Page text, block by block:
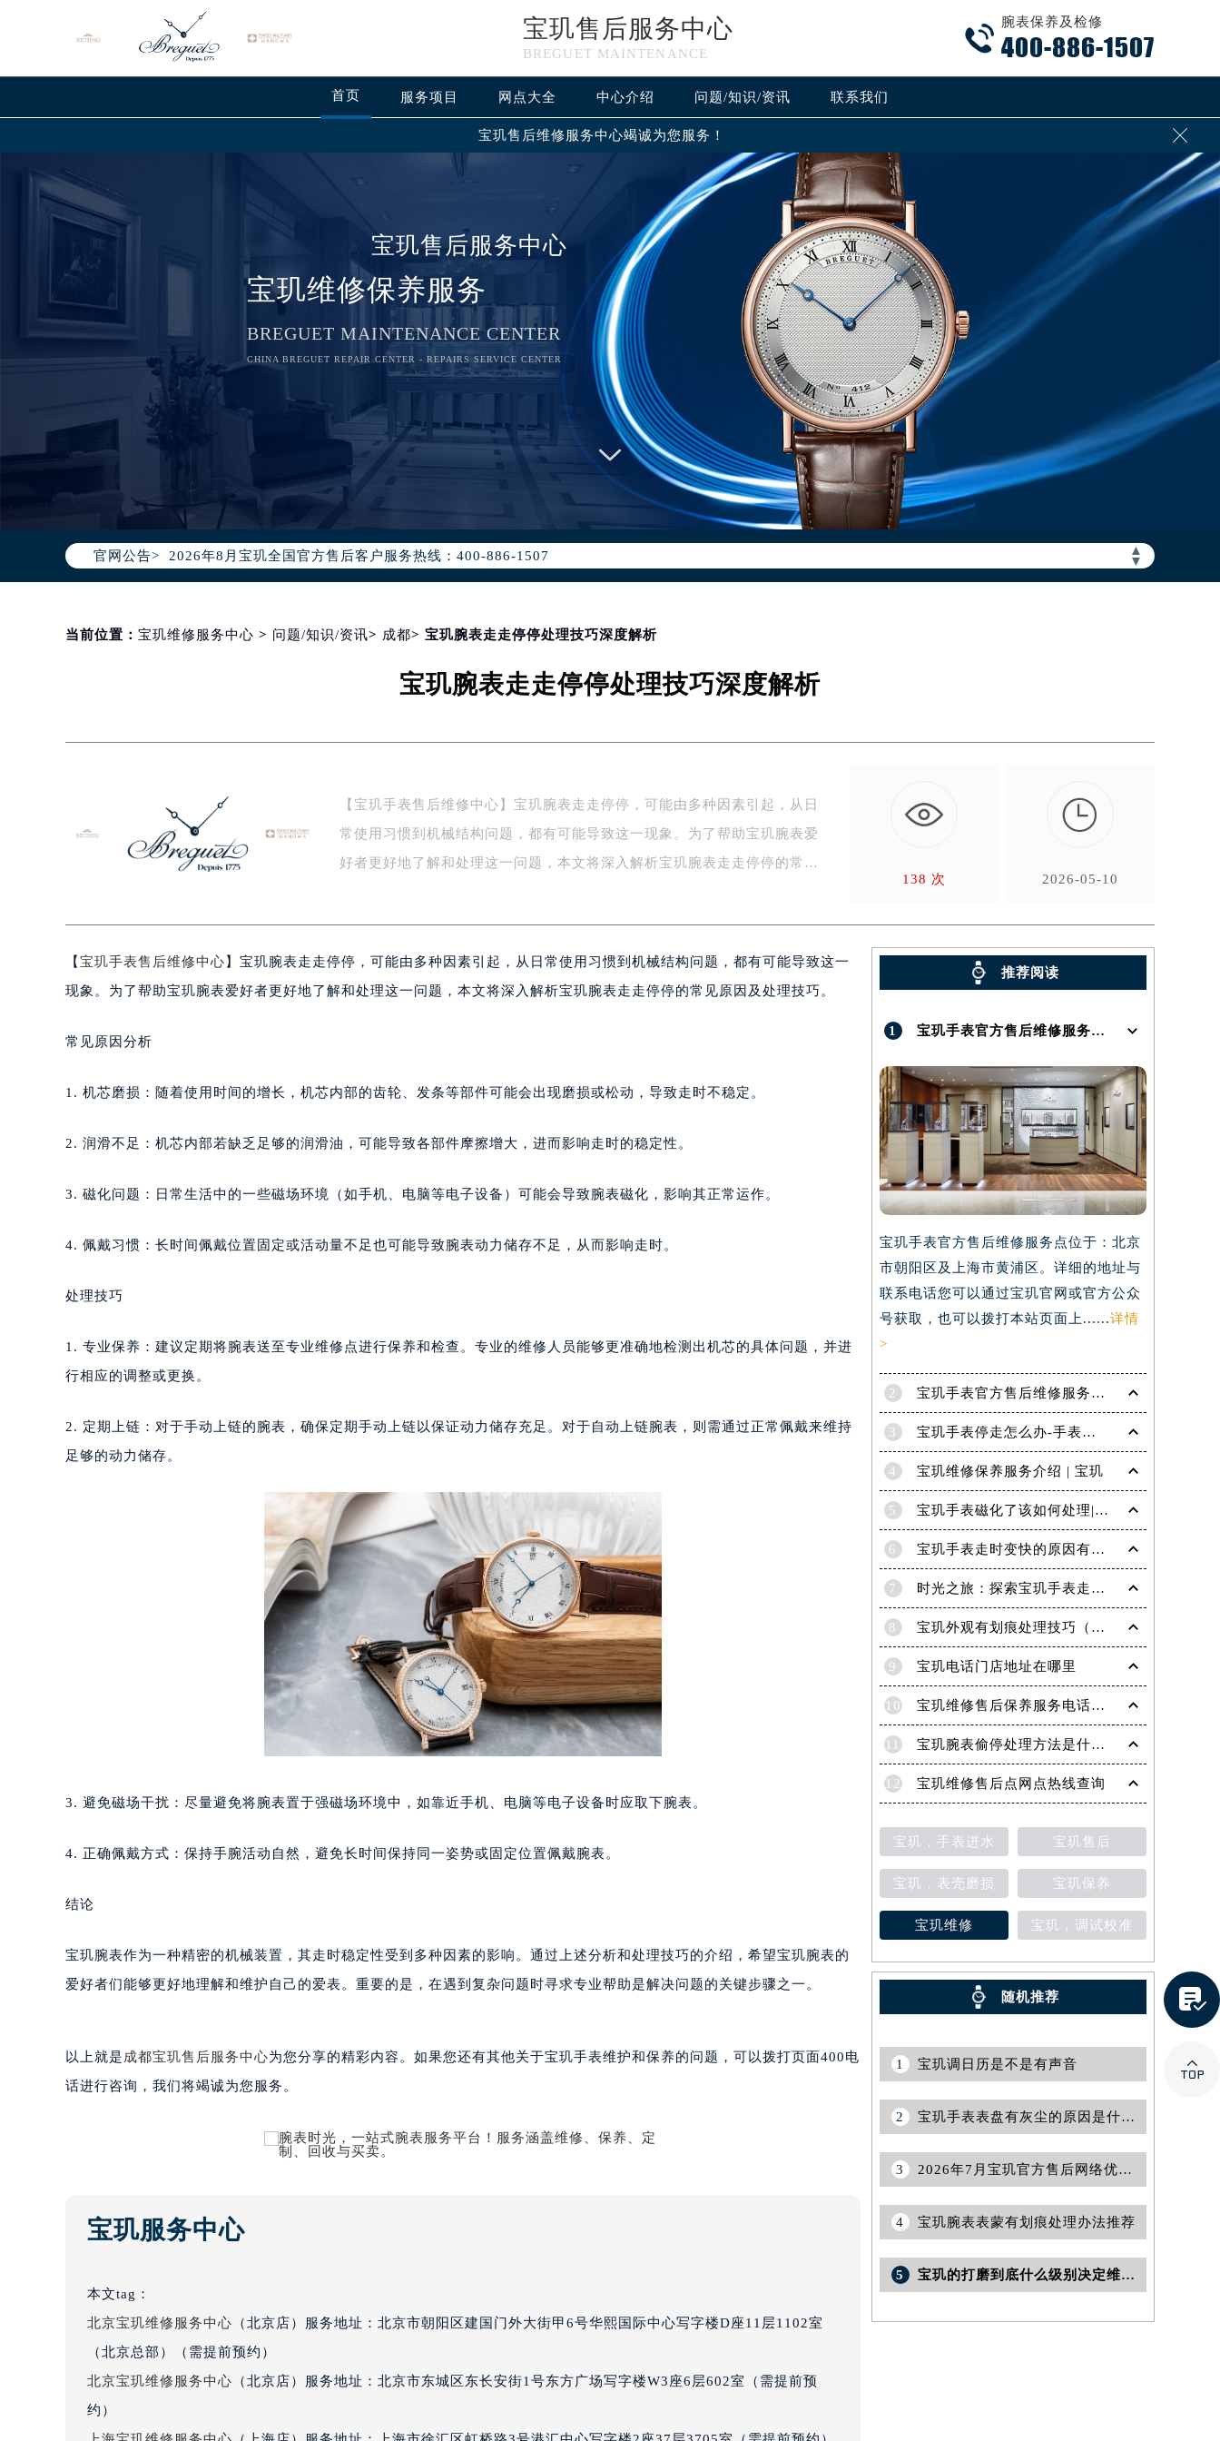
宝玑售后服务中心
BREGUET MAINTENANCE

腕表保养及检修
400-886-1507
首页 服务项目 网点大全 中心介绍 问题/知识/资讯 联系我们
宝玑售后维修服务中心竭诚为您服务！ 
宝玑售后服务中心
宝玑维修保养服务
BREGUET MAINTENANCE CENTER
CHINA BREGUET REPAIR CENTER - REPAIRS SERVICE CENTER
官网公告> ▲
▼
2026年8月宝玑中国区售后服务网络优化升级公告
2026年8月宝玑全国官方售后客户服务热线：400-886-1507
宝玑官方全国统一服务热线400-886-1507，服务覆盖中国大陆、香港、澳门、台湾全部区域（非大陆需加拨“+86”）
2026年8月宝玑售后服务中心最新网点地址：
北京市东城区东长安街1号东方广场写字楼W3座6层602室（需提前预约）
上海市徐汇区虹桥路3号港汇中心写字楼2座37层3705室（需提前预约）
扬州市邗江区国展路29号星耀天地写字楼1号楼18层1803室（需提前预约）
盐城市盐都区世纪大道5号盐城金融城写字楼1号楼16层1604室（需提前预约）
泰州市海陵区永定东路399号置地商务中心东塔写字楼（华润万象城）17层1706室（需提前预约）
绍兴市越城区胜利东路379号世茂天际中心写字楼8层805室（需提前预约）
嘉兴市南湖区广益路705号嘉兴世界贸易中心写字楼A座13层1304室（需提前预约）
广州市越秀区环市东路371-375号世界贸易中心大厦南塔写字楼15层07室（需提前预约）
惠州市惠城区江北文昌一路7号华贸大厦写字楼1座30层05室（需提前预约）
福州市鼓楼区五四路128-1号恒力城写字楼15层03室（需提前预约）
重庆市江北区观音桥步行街2号融恒时代广场写字楼9层902室（需提前预约）
沈阳市沈河区中街路137号亨得利名表服务中心（品牌授权店）1层整层（需提前预约）
沈阳市沈河区中街路83号亨得利名表服务中心（品牌授权店）1层整层（需提前预约）
温州市鹿城区锦绣路1067号置信广场10层1015室（需提前预约）
佛山市禅城区季华五路57号万科金融中心C座12层1205室（需提前预约）
东莞市东城街道鸿福东路1号民盈国贸中心T1写字楼9层907室（需提前预约）
无锡市梁溪区人民中路139号恒隆广场写字楼1座11层1104室（需提前预约）
南通市崇川区工农路57号圆融广场写字楼16层1603室（需提前预约）
苏州市苏州工业园区星港街199号苏州中心办公楼C座22层08室（需提前预约）
武汉市江汉区解放大道686号世界贸易大厦38层09室（需提前预约）
南宁市青秀区金湖路59号地王大厦12楼1224室（需提前预约）
合肥市蜀山区潜山路111号万象城华润大厦B座12楼03室（需提前预约）
泉州市丰泽区宝洲路729号浦西万达中心写字楼A座7楼709室（需提前预约）
青岛市南区山东路6号华润大厦B座22层04室（需提前预约）
烟台市芝罘区胜利路139号万达金融中心A座907室（需提前预约）
贵阳市南明区都司高架桥路33号亨特国际金融中心14楼14D（需提前预约）
石家庄市长安区中山东路39号勒泰中心写字楼B座13层07室（需提前预约）
台州市椒江区东海大道1800号腾达中心东1幢20楼2002室（需提前预约）
内蒙古自治区呼和浩特市玉泉区大学西街70号华润万象城写字楼（鄂尔多斯大厦）23层2326室（需提前预约）
黑龙江省大庆市萨尔图区会战大街宝玑售后服务中心（需提前预约）
黑龙江省鹤岗市向阳区红军路宝玑售后服务中心（需提前预约）
黑龙江省鸡西市鸡冠区红军路宝玑售后服务中心（需提前预约）
黑龙江省佳木斯市向阳区长安路宝玑售后服务中心（需提前预约）
黑龙江省齐齐哈尔市龙沙区龙华路宝玑售后服务中心（需提前预约）
吉林省白山市浑江区浑江大街宝玑售后服务中心（需提前预约）
吉林省吉林市船营区河南街宝玑售后服务中心（需提前预约）
吉林省梅河口市新华街道梅河大街宝玑售后服务中心（需提前预约）
当前位置： 宝玑维修服务中心 > 问题/知识/资讯> 成都> 宝玑腕表走走停停处理技巧深度解析
宝玑腕表走走停停处理技巧深度解析
【宝玑手表售后维修中心】宝玑腕表走走停停，可能由多种因素引起，从日
常使用习惯到机械结构问题，都有可能导致这一现象。为了帮助宝玑腕表爱
好者更好地了解和处理这一问题，本文将深入解析宝玑腕表走走停停的常
138 次

2026-05-10
【 宝玑手表售后维修中心 】宝玑腕表走走停停，可能由多种因素引起，从日常使用习惯到机械结构问题，都有可能导致这一
现象。为了帮助宝玑腕表爱好者更好地了解和处理这一问题，本文将深入解析宝玑腕表走走停停的常见原因及处理技巧。
常见原因分析
1. 机芯磨损：随着使用时间的增长，机芯内部的齿轮、发条等部件可能会出现磨损或松动，导致走时不稳定。
2. 润滑不足：机芯内部若缺乏足够的润滑油，可能导致各部件摩擦增大，进而影响走时的稳定性。
3. 磁化问题：日常生活中的一些磁场环境（如手机、电脑等电子设备）可能会导致腕表磁化，影响其正常运作。
4. 佩戴习惯：长时间佩戴位置固定或活动量不足也可能导致腕表动力储存不足，从而影响走时。
处理技巧
1. 专业保养：建议定期将腕表送至专业维修点进行保养和检查。专业的维修人员能够更准确地检测出机芯的具体问题，并进
行相应的调整或更换。
2. 定期上链：对于手动上链的腕表，确保定期手动上链以保证动力储存充足。对于自动上链腕表，则需通过正常佩戴来维持
足够的动力储存。
3. 避免磁场干扰：尽量避免将腕表置于强磁场环境中，如靠近手机、电脑等电子设备时应取下腕表。
4. 正确佩戴方式：保持手腕活动自然，避免长时间保持同一姿势或固定位置佩戴腕表。
结论
宝玑腕表作为一种精密的机械装置，其走时稳定性受到多种因素的影响。通过上述分析和处理技巧的介绍，希望宝玑腕表的
爱好者们能够更好地理解和维护自己的爱表。重要的是，在遇到复杂问题时寻求专业帮助是解决问题的关键步骤之一。
以上就是 成都宝玑售后服务中心为您分享的精彩内容。如果您还有其他关于宝玑手表维护和保养的问题，可以拨打页面400电
话进行咨询，我们将竭诚为您服务。
宝玑服务中心
本文tag：
北京宝玑维修服务中心 （北京店）服务地址：北京市朝阳区建国门外大街甲6号华熙国际中心写字楼D座11层1102室
（北京总部）（需提前预约）
北京宝玑维修服务中心 （北京店）服务地址：北京市东城区东长安街1号东方广场写字楼W3座6层602室（需提前预
约）
推荐阅读
1 宝玑手表官方售后维修服务点地址在哪呢？
宝玑手表官方售后维修服务点位于：北京
市朝阳区及上海市黄浦区。详细的地址与
联系电话您可以通过宝玑官网或官方公众
号获取，也可以拨打本站页面上......详情
>
2 宝玑手表官方售后维修服务点电话是多少？
3 宝玑手表停走怎么办-手表停走的解决方法
4 宝玑维修保养服务介绍 | 宝玑
5 宝玑手表磁化了该如何处理|宝玑技师为您讲解
6 宝玑手表走时变快的原因有哪些？
7 时光之旅：探索宝玑手表走时的秘密
8 宝玑外观有划痕处理技巧（轻松修复爱表的实用方法）
9 宝玑电话门店地址在哪里
10 宝玑维修售后保养服务电话是多少
11 宝玑腕表偷停处理方法是什么（专业维修指南与常见故障排查）
12 宝玑维修售后点网点热线查询
宝玑，手表进水 宝玑售后
宝玑，表壳磨损 宝玑保养
宝玑维修 宝玑，调试校准
随机推荐
1 宝玑调日历是不是有声音
2 宝玑手表表盘有灰尘的原因是什么？
3 2026年7月宝玑官方售后网络优化方案（含搬迁与新建）
4 宝玑腕表表蒙有划痕处理办法推荐
5 宝玑的打磨到底什么级别决定维修保养标准权威公示（2026年7月最新）

